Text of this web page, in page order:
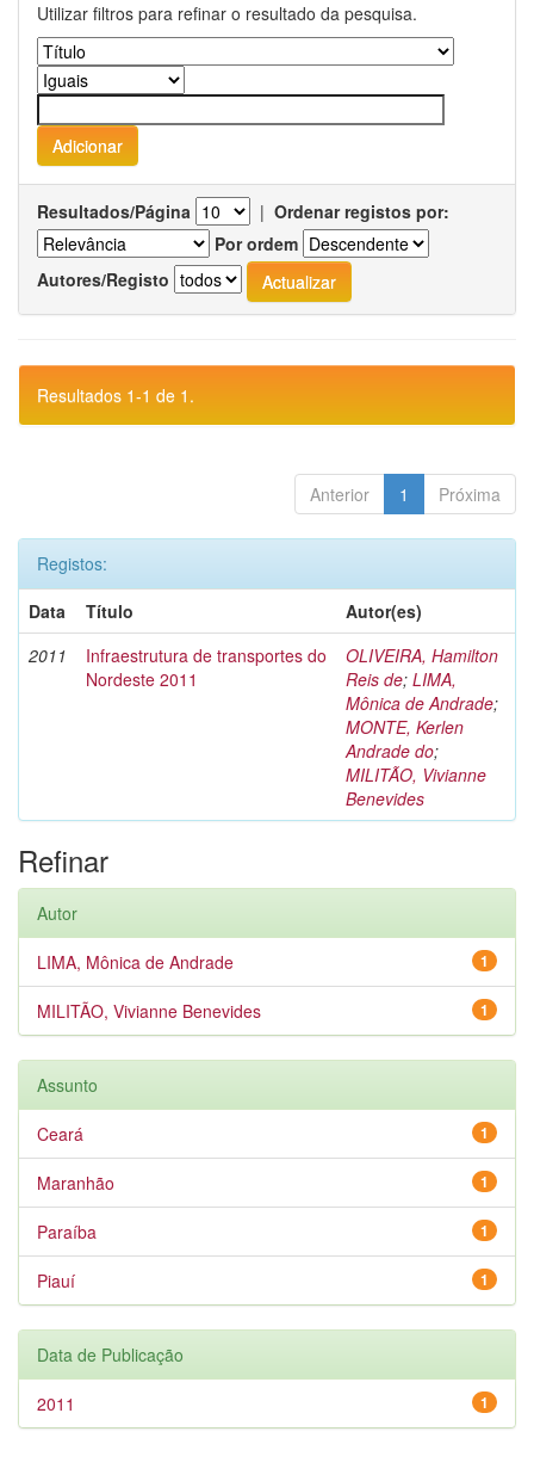
Utilizar filtros para refinar o resultado da pesquisa.
Resultados/Página | Ordenar registos por:
Por ordem
Autores/Registo
Resultados 1-1 de 1.
Anterior 1 Próxima
Registos:
Data
Título
Autor(es)
2011
Infraestrutura de transportes do
Nordeste 2011
OLIVEIRA, Hamilton
Reis de; LIMA,
Mônica de Andrade;
MONTE, Kerlen
Andrade do;
MILITÃO, Vivianne
Benevides
Refinar
Autor
1
LIMA, Mônica de Andrade
1
MILITÃO, Vivianne Benevides
Assunto
1
Ceará
1
Maranhão
1
Paraíba
1
Piauí
Data de Publicação
1
2011